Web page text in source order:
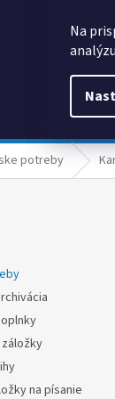
Na
potreby
na písanie